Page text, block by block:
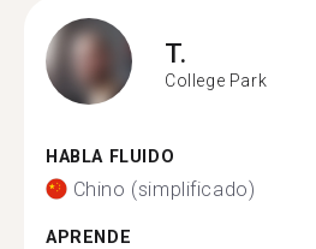
T.
College Park
HABLA FLUIDO
Chino (simplificado)
APRENDE